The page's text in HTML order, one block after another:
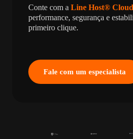
Conte com a Line Host® Cloud
performance, segurança e
primeiro clique.
Fale com um especialista